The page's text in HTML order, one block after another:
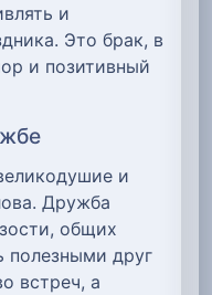
и
Это брак, в
и позитивный
и
Дружба
общих
полезными друг
встреч, а